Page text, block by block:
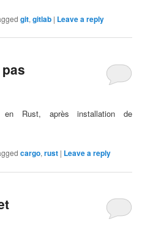
git,gitlab | Leave a reply
en Rust, après installation de
cargo,rust | Leave a reply